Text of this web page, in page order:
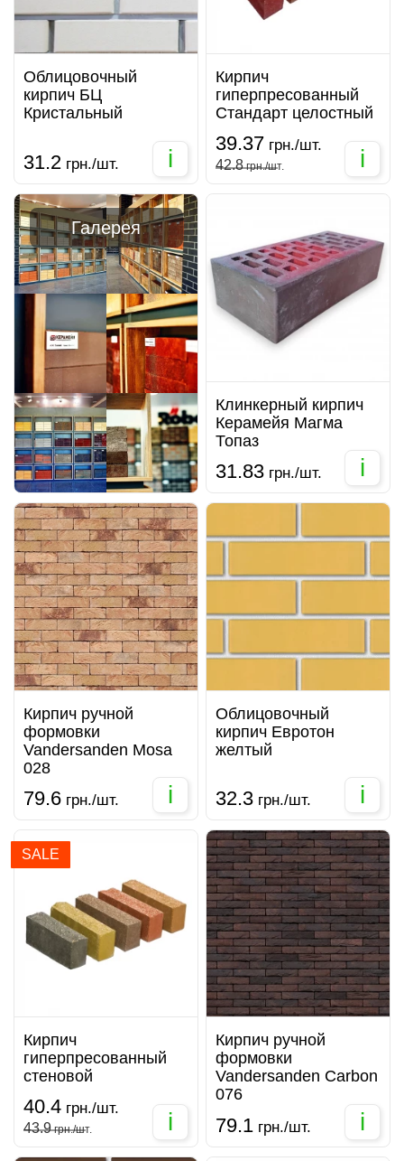
Облицовочный
кирпич БЦ
Кристальный
31.2 грн./шт. i
Кирпич
гиперпресованный
Стандарт целостный
39.37 грн./шт.
42.8грн./шт. i
Галерея
Клинкерный кирпич
Керамейя Магма
Топаз
31.83 грн./шт. i
Кирпич ручной
формовки
Vandersanden Mosa
028
79.6 грн./шт. i
Облицовочный
кирпич Евротон
желтый
32.3 грн./шт. i
SALE
Кирпич
гиперпресованный
стеновой
40.4 грн./шт.
43.9грн./шт. i
Кирпич ручной
формовки
Vandersanden Carbon
076
79.1 грн./шт. i